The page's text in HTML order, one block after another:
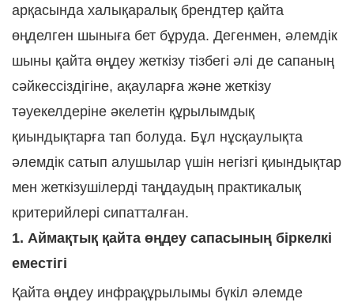
арқасында халықаралық брендтер қайта
өңделген шыныға бет бұруда. Дегенмен, әлемдік
шыны қайта өңдеу жеткізу тізбегі әлі де сапаның
сәйкессіздігіне, ақауларға және жеткізу
тәуекелдеріне әкелетін құрылымдық
қиындықтарға тап болуда. Бұл нұсқаулықта
әлемдік сатып алушылар үшін негізгі қиындықтар
мен жеткізушілерді таңдаудың практикалық
критерийлері сипатталған.
1. Аймақтық қайта өңдеу сапасының біркелкі
еместігі
Қайта өңдеу инфрақұрылымы бүкіл әлемде